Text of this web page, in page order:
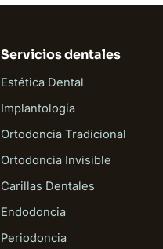
Servicios dentales
Estética Dental
Implantología
Ortodoncia Tradicional
Ortodoncia Invisible
Carillas Dentales
Endodoncia
Periodoncia